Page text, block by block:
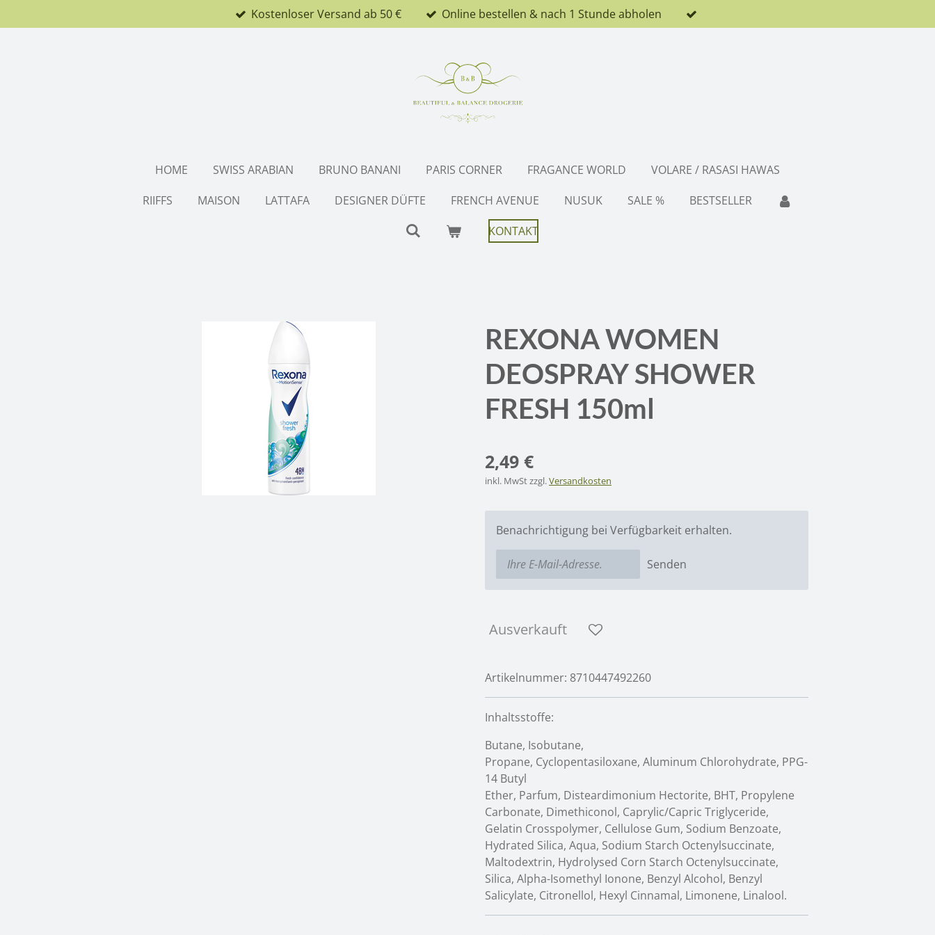
Hauptinhalt
Kostenloser Versand ab 50 € Online bestellen & nach 1 Stunde abholen
HOME SWISS ARABIAN BRUNO BANANI PARIS CORNER FRAGANCE WORLD
VOLARE / RASASI HAWAS
RIIFFS
MAISON LATTAFA DESIGNER DÜFTE FRENCH AVENUE NUSUK SALE %
BESTSELLER
KONTAKT
REXONA WOMEN
DEOSPRAY SHOWER
FRESH 150ml
2,49 €
inkl. MwSt zzgl.Versandkosten
Benachrichtigung bei Verfügbarkeit erhalten.
Senden
Ausverkauft
Artikelnummer: 8710447492260
Inhaltsstoffe:
Butane, Isobutane,
Propane, Cyclopentasiloxane, Aluminum Chlorohydrate, PPG-
14 Butyl
Ether, Parfum, Disteardimonium Hectorite, BHT, Propylene
Carbonate, Dimethiconol, Caprylic/Capric Triglyceride,
Gelatin Crosspolymer, Cellulose Gum, Sodium Benzoate,
Hydrated Silica, Aqua, Sodium Starch Octenylsuccinate,
Maltodextrin, Hydrolysed Corn Starch Octenylsuccinate,
Silica, Alpha-Isomethyl Ionone, Benzyl Alcohol, Benzyl
Salicylate, Citronellol, Hexyl Cinnamal, Limonene, Linalool.